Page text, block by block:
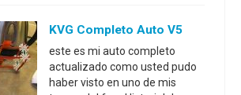
KVG Completo Auto V5
este es mi auto completo
actualizado como usted pudo
haber visto en uno de mis